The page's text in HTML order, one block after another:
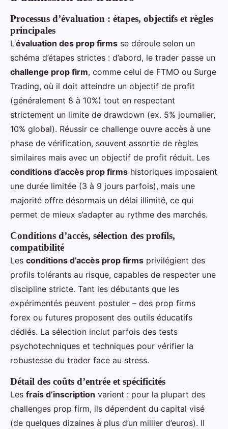
Processus d’évaluation : étapes, objectifs et règles
principales
L’évaluation des prop firms se déroule selon un
schéma d’étapes strictes : d’abord, le trader passe un
challenge prop firm, comme celui de FTMO ou Surge
Trading, où il doit atteindre un objectif de profit
(généralement 8 à 10%) tout en respectant
strictement un limite de drawdown (ex. 5% journalier,
10% global). Réussir ce challenge ouvre accès à une
phase de vérification, souvent assortie de règles
similaires mais avec un objectif de profit réduit. Les
conditions d’accès prop firms historiques imposaient
une durée limitée (3 à 9 jours parfois), mais une
majorité offre désormais un délai illimité, ce qui
permet de mieux s’adapter au rythme des marchés.
Conditions d’accès, sélection des profils,
compatibilité
Les conditions d’accès prop firms privilégient des
profils tolérants au risque, capables de respecter une
discipline stricte. Tant les débutants que les
expérimentés peuvent postuler – des prop firms
forex ou futures proposent des outils éducatifs
dédiés. La sélection inclut parfois des tests
psychotechniques et techniques pour vérifier la
robustesse du trader face au stress.
Détail des coûts d’entrée et spécificités
Les frais d’inscription varient : pour la plupart des
challenges prop firm, ils dépendent du capital visé
(de quelques dizaines à plus d’un millier d’euros). Il